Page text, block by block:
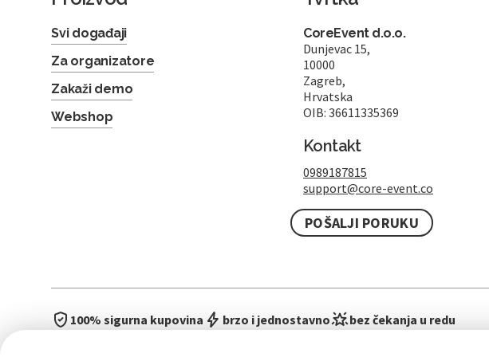
Svi događaji
Za organizatore
Zakaži demo
Webshop
CoreEvent d.o.o.
Dunjevac 15,
10000
Zagreb,
Hrvatska
OIB: 36611335369
Kontakt
0989187815
support@core-event.co
POŠALJI PORUKU
100% sigurna kupovina brzo i jednostavno bez čekanja u redu